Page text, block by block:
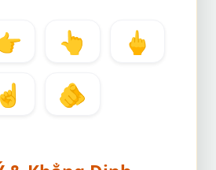
👆
🖕
☝️ 🫵